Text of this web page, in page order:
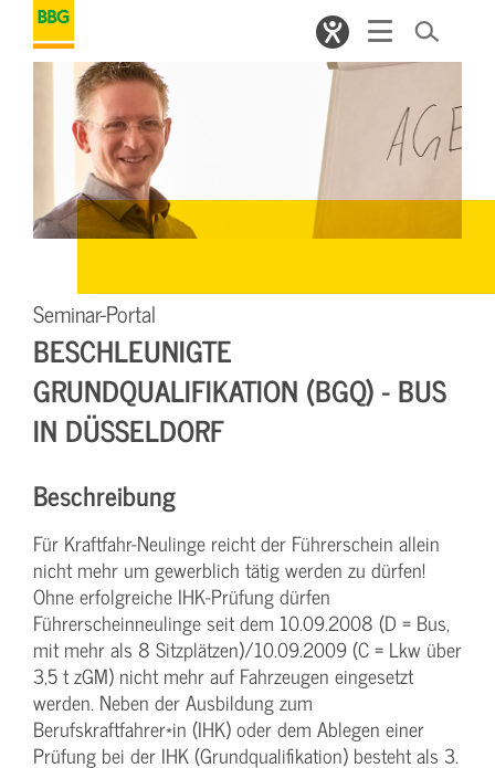
Seminar-Portal
BESCHLEUNIGTE
GRUNDQUALIFIKATION (BGQ) - BUS
IN DÜSSELDORF
Beschreibung
Für Kraftfahr-Neulinge reicht der Führerschein allein
nicht mehr um gewerblich tätig werden zu dürfen!
Ohne erfolgreiche IHK-Prüfung dürfen
Führerscheinneulinge seit dem 10.09.2008 (D = Bus,
mit mehr als 8 Sitzplätzen)/10.09.2009 (C = Lkw über
3,5 t zGM) nicht mehr auf Fahrzeugen eingesetzt
werden. Neben der Ausbildung zum
Berufskraftfahrer*in (IHK) oder dem Ablegen einer
Prüfung bei der IHK (Grundqualifikation) besteht als 3.